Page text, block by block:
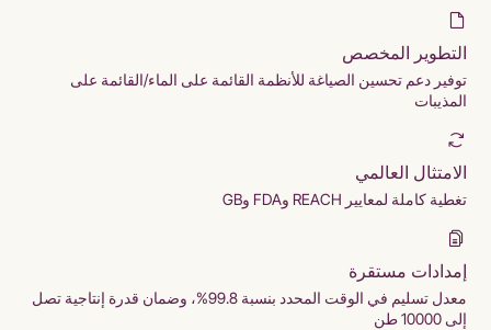
التطوير المخصص
توفير دعم تحسين الصياغة للأنظمة القائمة على الماء/القائمة على
المذيبات
الامتثال العالمي
تغطية كاملة لمعايير REACH وFDA وGB
إمدادات مستقرة
معدل تسليم في الوقت المحدد بنسبة 99.8%، وضمان قدرة إنتاجية تصل
إلى 10000 طن